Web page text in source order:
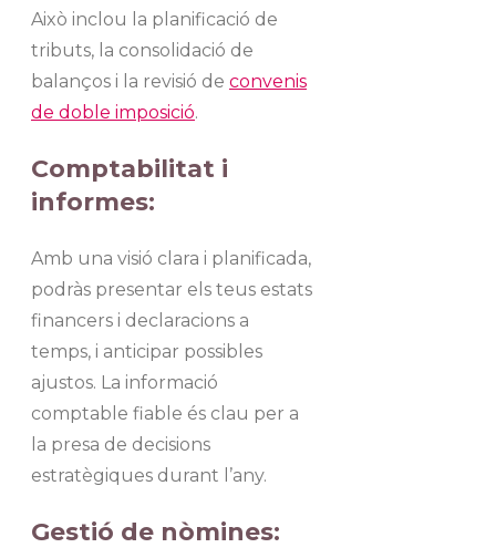
Això inclou la planificació de
tributs, la consolidació de
balanços i la revisió de convenis
de doble imposició.
Comptabilitat i
informes:
Amb una visió clara i planificada,
podràs presentar els teus estats
financers i declaracions a
temps, i anticipar possibles
ajustos. La informació
comptable fiable és clau per a
la presa de decisions
estratègiques durant l’any.
Gestió de nòmines: